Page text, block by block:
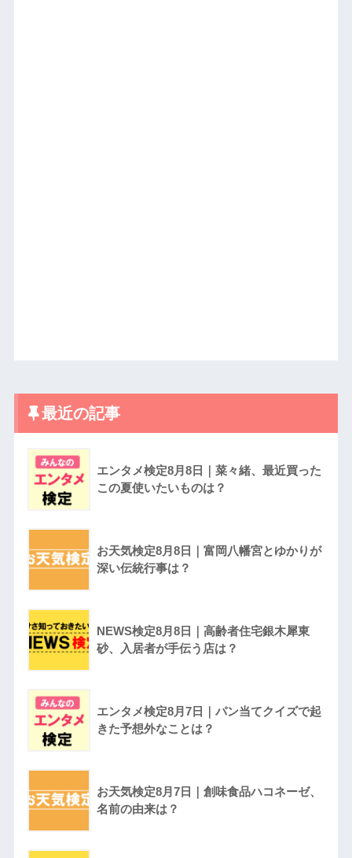
最近の記事
エンタメ検定8月8日｜菜々緒、最近買った
この夏使いたいものは？
お天気検定8月8日｜富岡八幡宮とゆかりが
深い伝統行事は？
NEWS検定8月8日｜高齢者住宅銀木犀東
砂、入居者が手伝う店は？
エンタメ検定8月7日｜パン当てクイズで起
きた予想外なことは？
お天気検定8月7日｜創味食品ハコネーゼ、
名前の由来は？